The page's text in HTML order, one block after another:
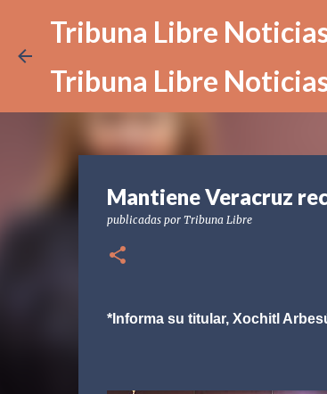
Tribuna Libre
Tribuna Libre
Mantiene Veracruz
publicadas por Tribuna Libre
*Informa su titular, Xochitl